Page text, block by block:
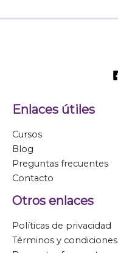
Enlaces útiles
Cursos
Blog
Preguntas frecuentes
Contacto
Otros enlaces
Políticas de privacidad
Términos y condiciones